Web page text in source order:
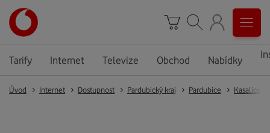
Tarify Internet Televize Obchod Nabídky
Úvod Internet Dostupnost Pardubický kraj Pardubice Kasalice